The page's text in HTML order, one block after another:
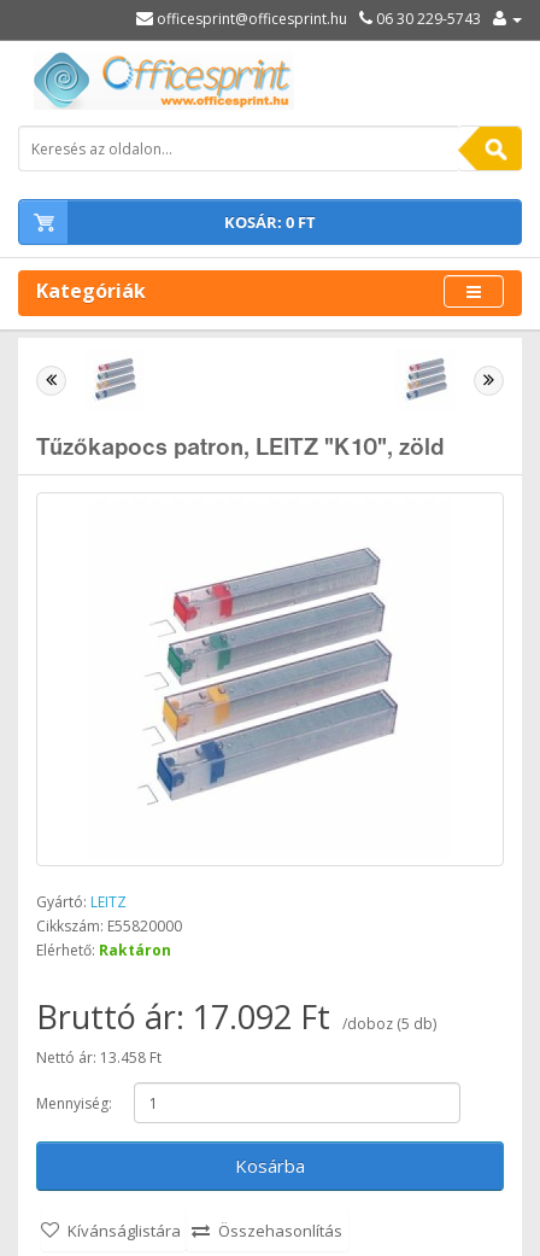
officesprint@officesprint.hu 06 30 229-5743
KOSÁR: 0 FT
Kategóriák
Tűzőkapocs patron, LEITZ "K10", zöld
Gyártó: LEITZ
Cikkszám: E55820000
Elérhető: Raktáron
Bruttó ár: 17.092 Ft
/doboz (5 db)
Nettó ár: 13.458 Ft
Mennyiség:
Kosárba
Kívánságlistára Összehasonlítás